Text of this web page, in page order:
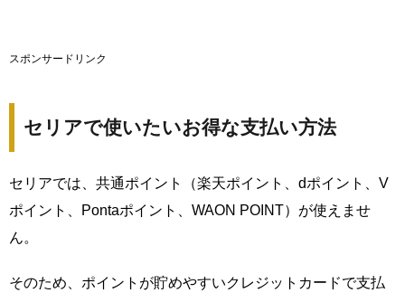
スポンサードリンク
セリアで使いたいお得な支払い方法
セリアでは、共通ポイント（楽天ポイント、dポイント、V
ポイント、Pontaポイント、WAON POINT）が使えませ
ん。
そのため、ポイントが貯めやすいクレジットカードで支払